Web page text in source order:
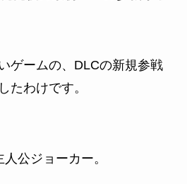
ゲームの、DLCの新規参戦
たわけです。
公ジョーカー。